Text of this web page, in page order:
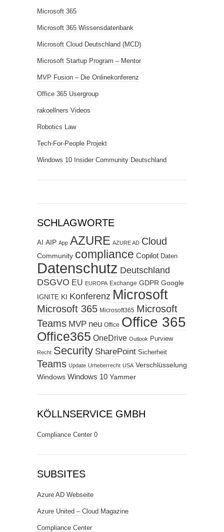
Microsoft 365
Microsoft 365 Wissensdatenbank
Microsoft Cloud Deutschland (MCD)
Microsoft Startup Program – Mentor
MVP Fusion – Die Onlinekonferenz
Office 365 Usergroup
rakoellners Videos
Robotics Law
Tech-For-People Projekt
Windows 10 Insider Community Deutschland
SCHLAGWORTE
AI AIP App AZURE AZURE AD Cloud
Community compliance Copilot Daten
Datenschutz Deutschland
DSGVO EU EUROPA Exchange GDPR Google
IGNITE KI Konferenz Microsoft
Microsoft 365 Microsoft365 Microsoft
Teams MVP neu Office Office 365
Office365 OneDrive Outlook Purview
Recht Security SharePoint Sicherheit
Teams Update Urheberrecht USA Verschlüsselung
Windows Windows 10 Yammer
KÖLLNSERVICE GMBH
Compliance Center 0
SUBSITES
Azure AD Webseite
Azure United – Cloud Magazine
Compliance Center